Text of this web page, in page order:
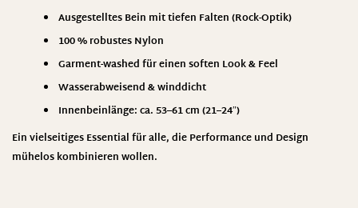
Ausgestelltes Bein mit tiefen Falten (Rock-Optik)
100 % robustes Nylon
Garment-washed für einen soften Look & Feel
Wasserabweisend & winddicht
Innenbeinlänge: ca. 53–61 cm (21–24″)
Ein vielseitiges Essential für alle, die Performance und Design
mühelos kombinieren wollen.